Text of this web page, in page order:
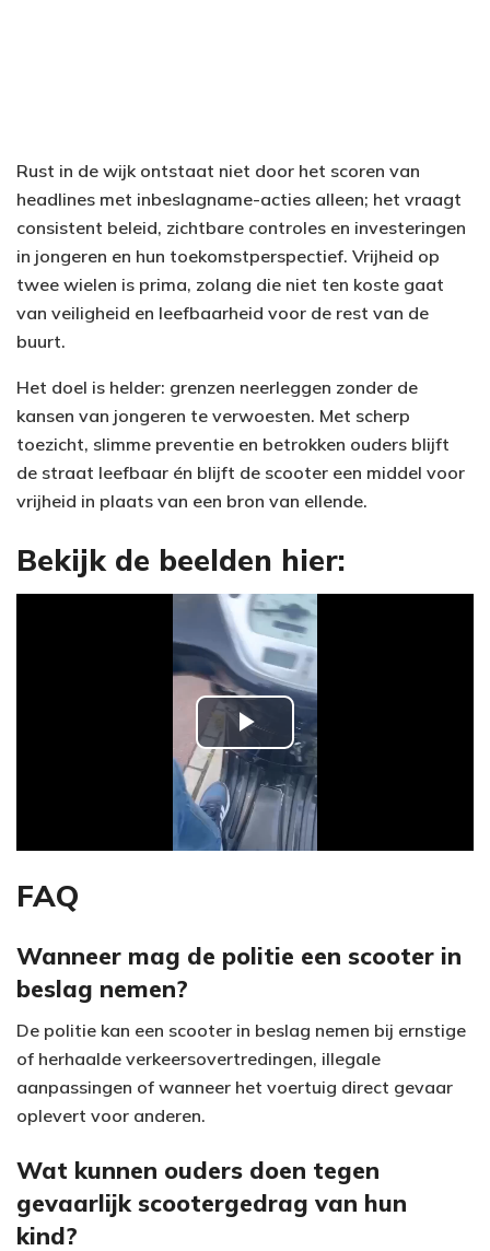
Rust in de wijk ontstaat niet door het scoren van
headlines met inbeslagname-acties alleen; het vraagt
consistent beleid, zichtbare controles en investeringen
in jongeren en hun toekomstperspectief. Vrijheid op
twee wielen is prima, zolang die niet ten koste gaat
van veiligheid en leefbaarheid voor de rest van de
buurt.
Het doel is helder: grenzen neerleggen zonder de
kansen van jongeren te verwoesten. Met scherp
toezicht, slimme preventie en betrokken ouders blijft
de straat leefbaar én blijft de scooter een middel voor
vrijheid in plaats van een bron van ellende.
Bekijk de beelden hier:
P
l
a
V
d
e
FAQ
Wanneer mag de politie een scooter in
beslag nemen?
De politie kan een scooter in beslag nemen bij ernstige
of herhaalde verkeersovertredingen, illegale
aanpassingen of wanneer het voertuig direct gevaar
oplevert voor anderen.
Wat kunnen ouders doen tegen
gevaarlijk scootergedrag van hun
kind?